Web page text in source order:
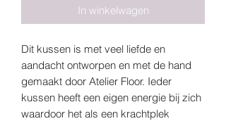
In winkelwagen
Dit kussen is met veel liefde en
aandacht ontworpen en met de hand
gemaakt door Atelier Floor. Ieder
kussen heeft een eigen energie bij zich
waardoor het als een krachtplek